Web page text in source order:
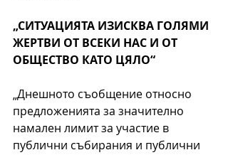
„СИТУАЦИЯТА ИЗИСКВА ГОЛЯМИ
ЖЕРТВИ ОТ ВСЕКИ НАС И ОТ
ОБЩЕСТВО КАТО ЦЯЛО“
„Днешното съобщение относно
предложенията за значително
намален лимит за участие в
публични събирания и публични